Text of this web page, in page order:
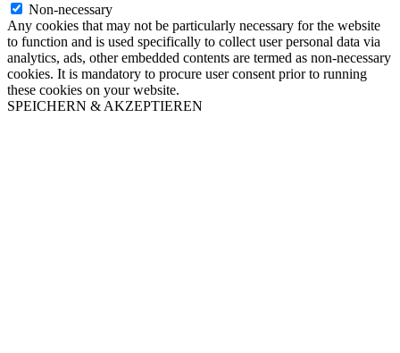
Non-necessary
Any cookies that may not be particularly necessary for the website
to function and is used specifically to collect user personal data via
analytics, ads, other embedded contents are termed as non-necessary
cookies. It is mandatory to procure user consent prior to running
these cookies on your website.
SPEICHERN & AKZEPTIEREN